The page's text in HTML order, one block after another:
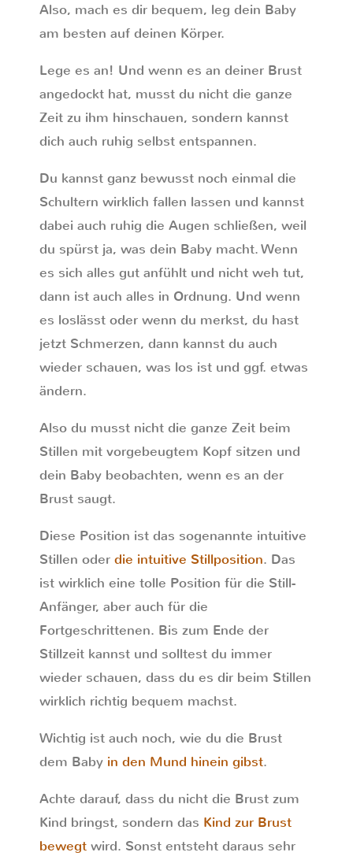
Also, mach es dir bequem, leg dein Baby
am besten auf deinen Körper.
Lege es an! Und wenn es an deiner Brust
angedockt hat, musst du nicht die ganze
Zeit zu ihm hinschauen, sondern kannst
dich auch ruhig selbst entspannen.
Du kannst ganz bewusst noch einmal die
Schultern wirklich fallen lassen und kannst
dabei auch ruhig die Augen schließen, weil
du spürst ja, was dein Baby macht. Wenn
es sich alles gut anfühlt und nicht weh tut,
dann ist auch alles in Ordnung. Und wenn
es loslässt oder wenn du merkst, du hast
jetzt Schmerzen, dann kannst du auch
wieder schauen, was los ist und ggf. etwas
ändern.
Also du musst nicht die ganze Zeit beim
Stillen mit vorgebeugtem Kopf sitzen und
dein Baby beobachten, wenn es an der
Brust saugt.
Diese Position ist das sogenannte intuitive
Stillen oder die intuitive Stillposition. Das
ist wirklich eine tolle Position für die Still-
Anfänger, aber auch für die
Fortgeschrittenen. Bis zum Ende der
Stillzeit kannst und solltest du immer
wieder schauen, dass du es dir beim Stillen
wirklich richtig bequem machst.
Wichtig ist auch noch, wie du die Brust
dem Baby in den Mund hinein gibst.
Achte darauf, dass du nicht die Brust zum
Kind bringst, sondern das Kind zur Brust
bewegt wird. Sonst entsteht daraus sehr